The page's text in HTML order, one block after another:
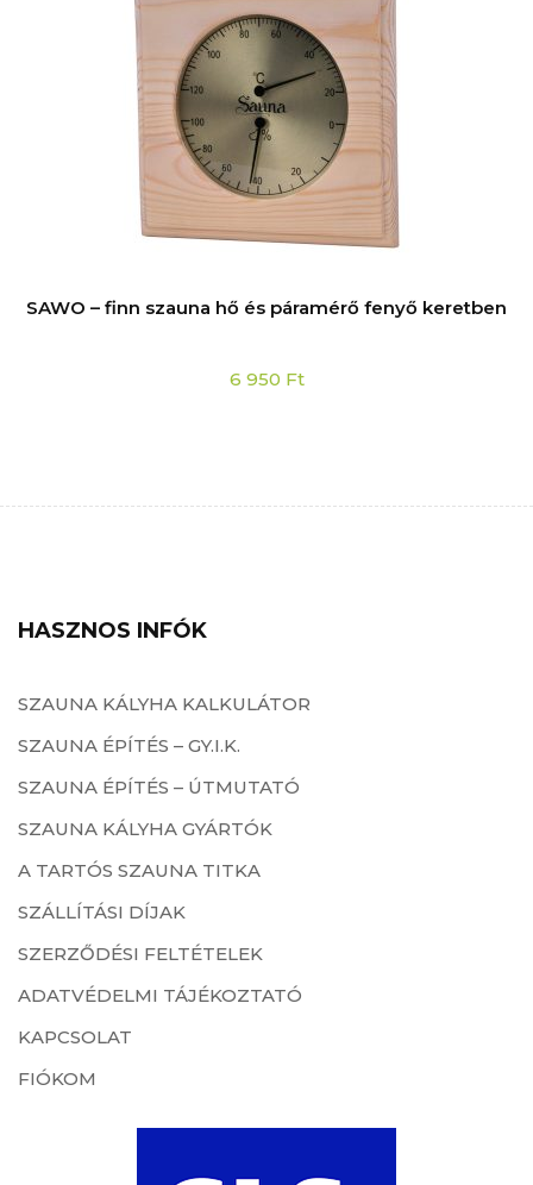
SAWO – finn szauna hő és páramérő fenyő keretben
6 950 Ft
HASZNOS INFÓK
SZAUNA KÁLYHA KALKULÁTOR
SZAUNA ÉPÍTÉS – GY.I.K.
SZAUNA ÉPÍTÉS – ÚTMUTATÓ
SZAUNA KÁLYHA GYÁRTÓK
A TARTÓS SZAUNA TITKA
SZÁLLÍTÁSI DÍJAK
SZERZŐDÉSI FELTÉTELEK
ADATVÉDELMI TÁJÉKOZTATÓ
KAPCSOLAT
FIÓKOM